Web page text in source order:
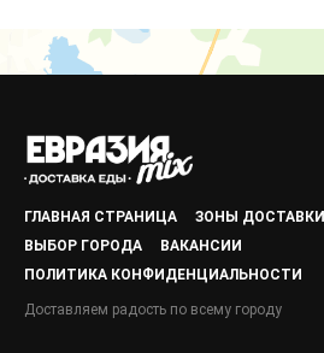
ГЛАВНАЯ СТРАНИЦА ЗОНЫ ДОСТАВКИ
ВЫБОР ГОРОДА
ВАКАНСИИ
ПОЛИТИКА КОНФИДЕНЦИАЛЬНОСТИ
Доставляем радость по всему городу